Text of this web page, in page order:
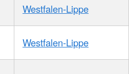
Westfalen-Lippe
Westfalen-Lippe